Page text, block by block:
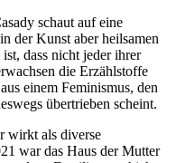
schaut auf eine
der Kunst aber heilsamen
dass nicht jeder ihrer
die Erzählstoffe
einem Feminismus, den
übertrieben scheint.
wirkt als diverse
war das Haus der Mutter